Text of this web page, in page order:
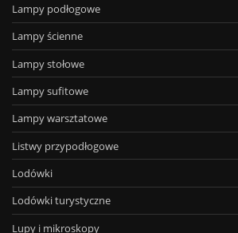
Lampy podłogowe
Lampy ścienne
Lampy stołowe
Lampy sufitowe
Lampy warsztatowe
Listwy przypodłogowe
Lodówki
Lodówki turystyczne
Lupy i mikroskopy